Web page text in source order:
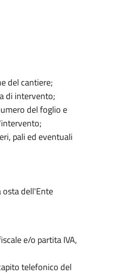
del cantiere;
di intervento;
del foglio e
pali ed eventuali
osta dell'Ente
e/o partita IVA,
telefonico del